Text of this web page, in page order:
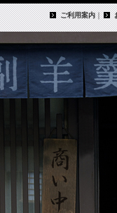
ご利用案内｜